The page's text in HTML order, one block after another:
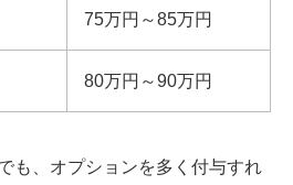
75万円～85万円
80万円～90万円
も、オプションを多く付与すれ